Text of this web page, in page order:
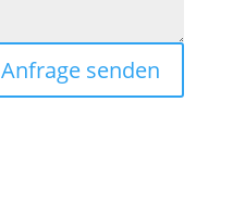
Anfrage senden